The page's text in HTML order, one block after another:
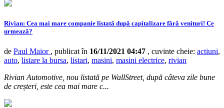
Rivian: Cea mai mare companie listată după capitalizare fără venituri! Ce
urmează?
de Paul Maior , publicat în 16/11/2021 04:47 , cuvinte cheie: actiuni,
auto, listare la bursa, listari, masini, masini electrice, rivian
Rivian Automotive, nou listată pe WallStreet, după câteva zile bune
de creșteri, este cea mai mare c...